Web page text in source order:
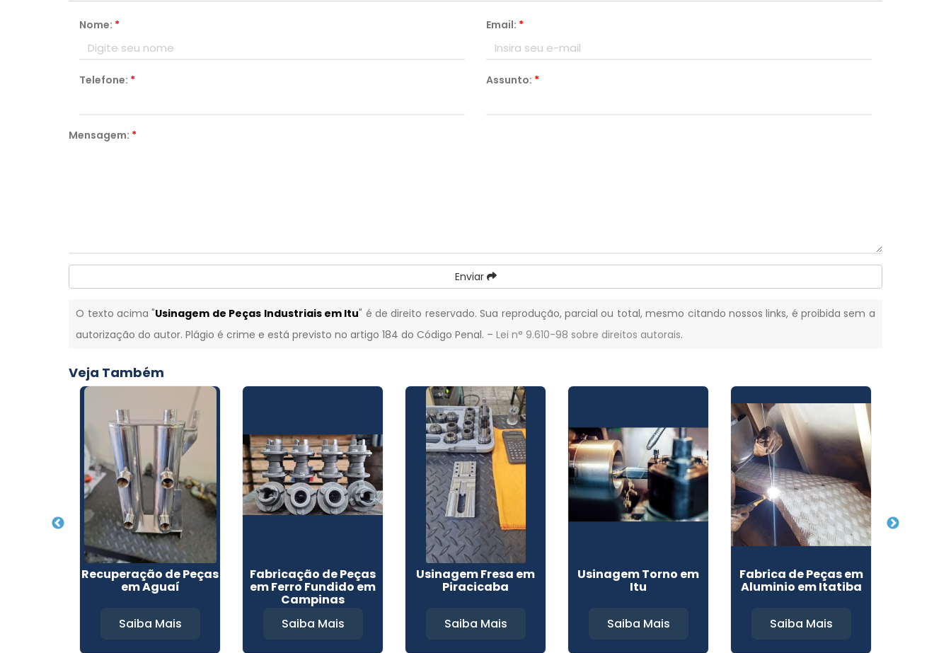
Nome: * Email: *
Telefone: * Assunto: *
Mensagem: *
Enviar
O texto acima "Usinagem de Peças Industriais em Itu" é de direito reservado. Sua reprodução, parcial ou total, mesmo citando nossos links, é proibida sem a
autorização do autor. Plágio é crime e está previsto no artigo 184 do Código Penal. –Lei n° 9.610-98 sobre direitos autorais.
Veja Também
Recuperação de Peças
em Aguaí
Saiba Mais
Fabricação de Peças
em Ferro Fundido em
Campinas
Saiba Mais
Usinagem Fresa em
Piracicaba
Saiba Mais
Usinagem Torno em
Itu
Saiba Mais
Fabrica de Peças em
Aluminio em Itatiba
Saiba Mais